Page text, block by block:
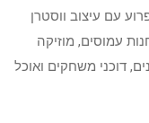
עם עיצוב ווסטרן
עמוסים, מוזיקה
דוכני משחקים ואוכל